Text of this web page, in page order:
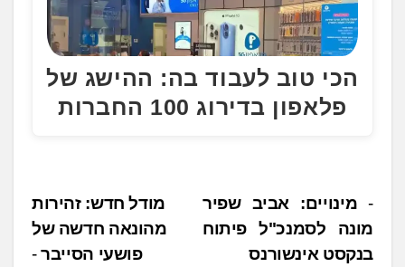
הכי טוב לעבוד בה: ההישג של
פלאפון בדירוג 100 החברות
נ
י
מודל חדש: זהירות
מהונאה חדשה של
פושעי הסייבר
מינויים: אביב שפיר
מונה לסמנכ"ל פיתוח
בנקסט אינשורנס